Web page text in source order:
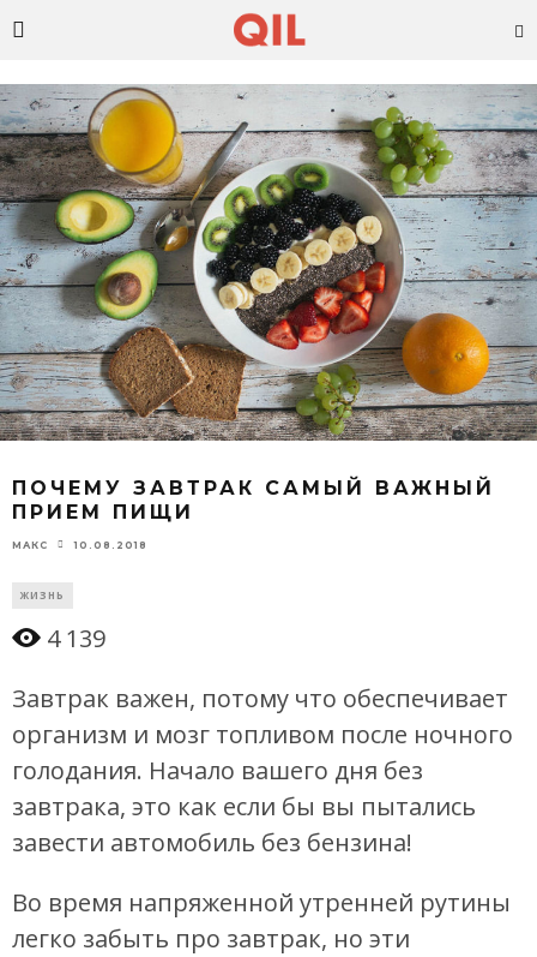
ПОЧЕМУ ЗАВТРАК САМЫЙ ВАЖНЫЙ
ПРИЕМ ПИЩИ
МАКС 10.08.2018
ЖИЗНЬ
4 139
Завтрак важен, потому что обеспечивает
организм и мозг топливом после ночного
голодания. Начало вашего дня без
завтрака, это как если бы вы пытались
завести автомобиль без бензина!
Во время напряженной утренней рутины
легко забыть про завтрак, но эти